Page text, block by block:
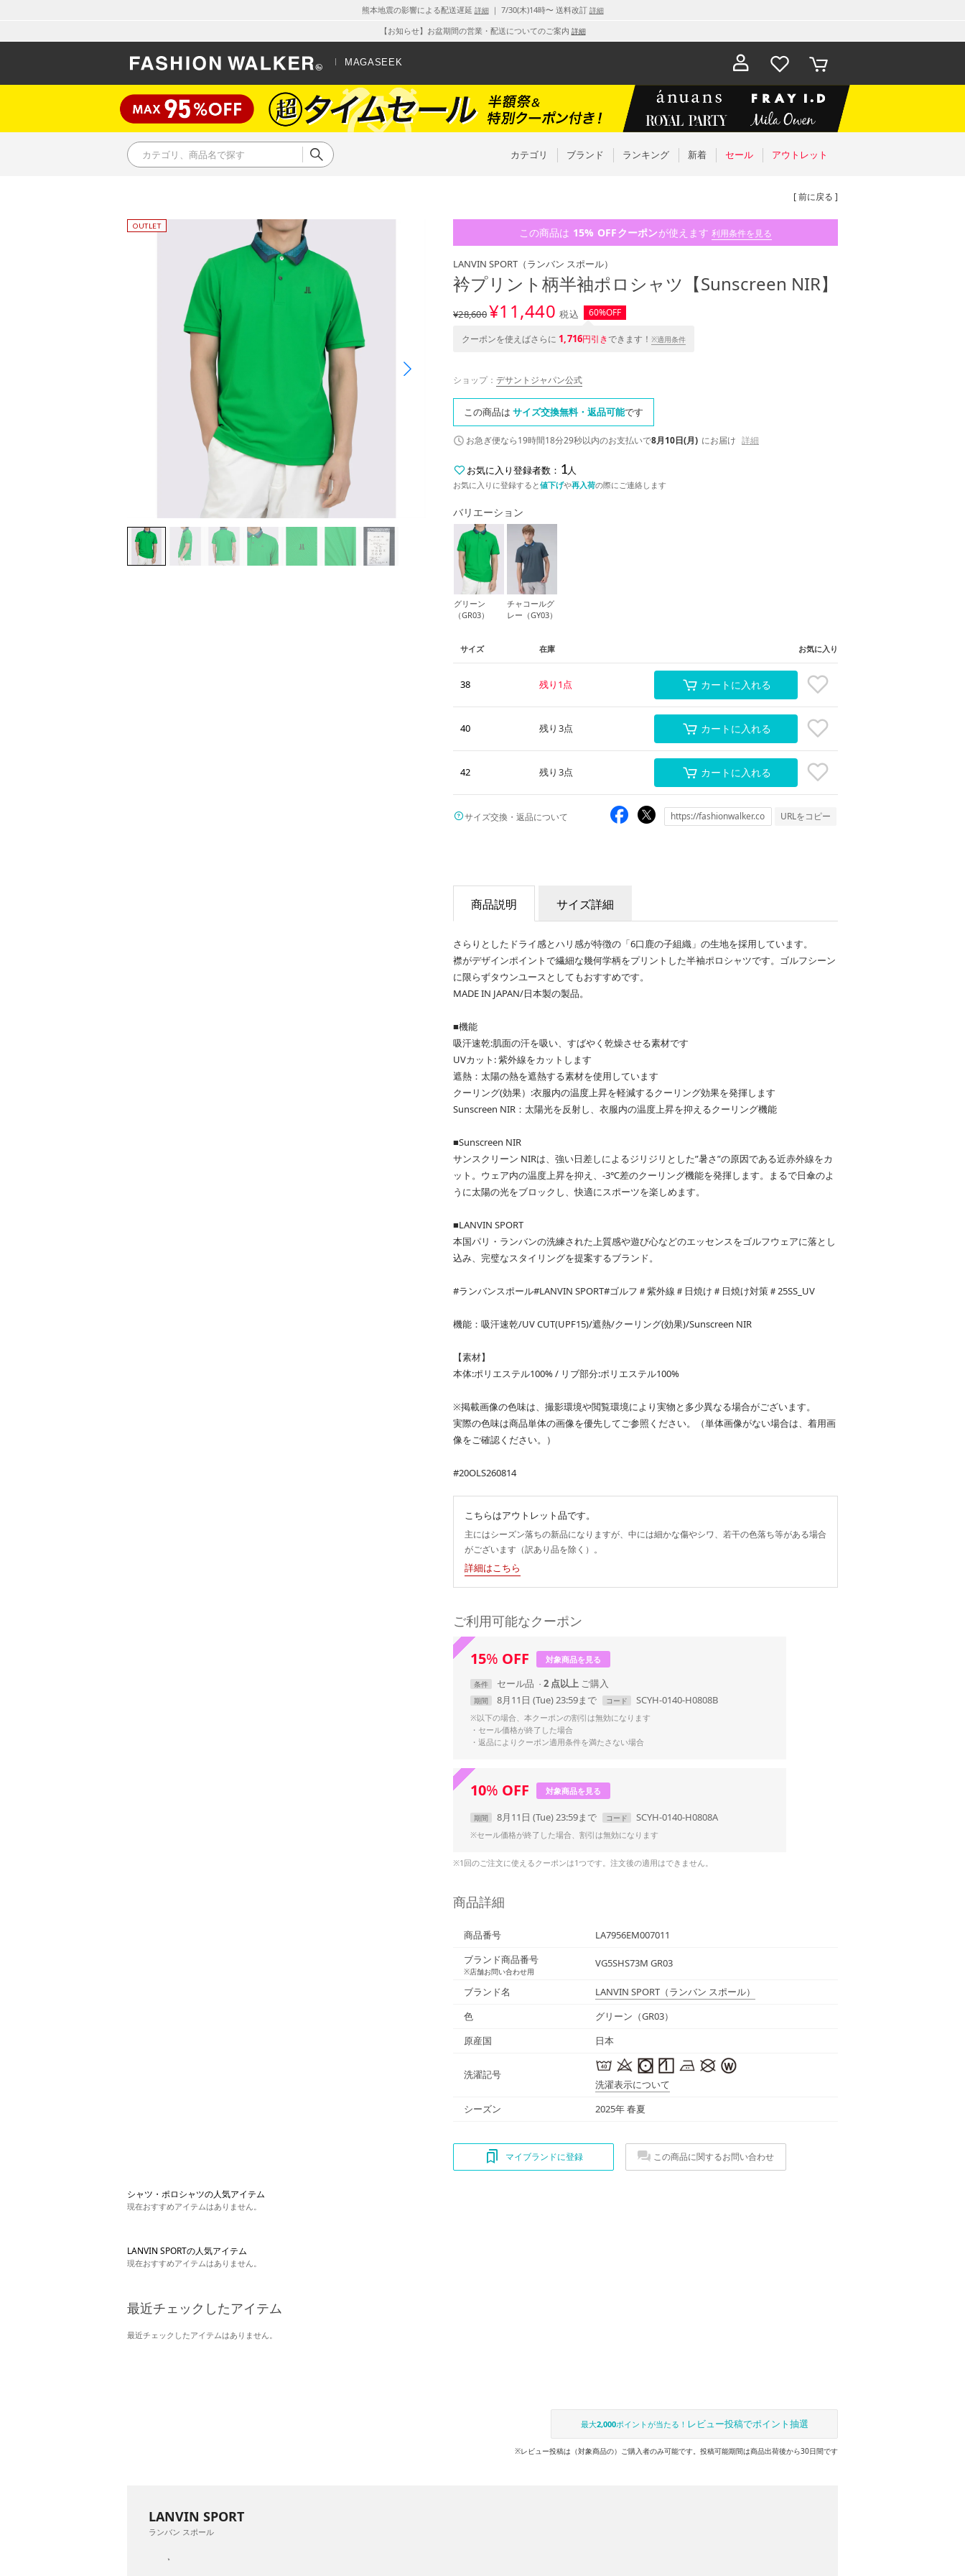
熊本地震の影響による配送遅延 詳細｜ 7/30(木)14時〜 送料改訂 詳細
【お知らせ】お盆期間の営業・配送についてのご案内 詳細
MAGASEEK
お気に入
り
カート
カテゴリ ブランド ランキング 新着 セール アウトレット
[ 前に戻る ]
この商品は 15% OFFクーポンが使えます 利用条件を見る
LANVIN SPORT （ランバン スポール）
衿プリント柄半袖ポロシャツ【Sunscreen NIR】
¥28,600¥11,440 税込 60%OFF
クーポンを使えばさらに 1,716円引きできます！※適用条件
ショップ： デサントジャパン公式
この商品は サイズ交換無料・返品可能です
お急ぎ便なら19時間18分28秒以内のお支払いで8月10日(月) にお届け 詳細
お気に入り登録者数： 1 人
お気に入りに登録すると値下げや再入荷の際にご連絡します
バリエーション
グリーン
（GR03）
チャコールグ
レー（GY03）
サイズ 在庫 お気に入り
38 残り1点 カートに入れる
40 残り3点 カートに入れる
42 残り3点 カートに入れる
サイズ交換・返品について URLをコピー
商品説明 サイズ詳細
さらりとしたドライ感とハリ感が特徴の「6口鹿の子組織」の生地を採用しています。
襟がデザインポイントで繊細な幾何学柄をプリントした半袖ポロシャツです。ゴルフシーン
に限らずタウンユースとしてもおすすめです。
MADE IN JAPAN/日本製の製品。
■機能
吸汗速乾:肌面の汗を吸い、すばやく乾燥させる素材です
UVカット: 紫外線をカットします
遮熱：太陽の熱を遮熱する素材を使用しています
クーリング(効果）:衣服内の温度上昇を軽減するクーリング効果を発揮します
Sunscreen NIR：太陽光を反射し、衣服内の温度上昇を抑えるクーリング機能
■Sunscreen NIR
サンスクリーン NIRは、強い日差しによるジリジリとした”暑さ”の原因である近赤外線をカ
ット。ウェア内の温度上昇を抑え、-3℃差のクーリング機能を発揮します。まるで日傘のよ
うに太陽の光をブロックし、快適にスポーツを楽しめます。
■LANVIN SPORT
本国パリ・ランバンの洗練された上質感や遊び心などのエッセンスをゴルフウェアに落とし
込み、完璧なスタイリングを提案するブランド。
#ランバンスポール#LANVIN SPORT#ゴルフ＃紫外線＃日焼け＃日焼け対策＃25SS_UV
機能：吸汗速乾/UV CUT(UPF15)/遮熱/クーリング(効果)/Sunscreen NIR
【素材】
本体:ポリエステル100% / リブ部分:ポリエステル100%
※掲載画像の色味は、撮影環境や閲覧環境により実物と多少異なる場合がございます。
実際の色味は商品単体の画像を優先してご参照ください。（単体画像がない場合は、着用画
像をご確認ください。）
#20OLS260814
こちらはアウトレット品です。
主にはシーズン落ちの新品になりますが、中には細かな傷やシワ、若干の色落ち等がある場合
がございます（訳あり品を除く）。
詳細はこちら
ご利用可能なクーポン
15% OFF 対象商品を見る
条件 セール品 2 点以上
期間 8月11日 (Tue) 23:59まで コード SCYH-0140-H0808B
※以下の場合、本クーポンの割引は無効になります
・セール価格が終了した場合
・返品によりクーポン適用条件を満たさない場合
10% OFF 対象商品を見る
期間 8月11日 (Tue) 23:59まで コード SCYH-0140-H0808A
※セール価格が終了した場合、割引は無効になります
※1回のご注文に使えるクーポンは1つです。注文後の適用はできません。
商品詳細
商品番号
LA7956EM007011
ブランド商品番号
※店舗お問い合わせ用
VG5SHS73M GR03
ブランド名 LANVIN SPORT （ランバン スポール）
色
グリーン（GR03）
原産国
日本
洗濯記号
洗濯表示について
シーズン
2025年 春夏
マイブランドに登録 この商品に関するお問い合わせ
シャツ・ポロシャツの人気アイテム
現在おすすめアイテムはありません。
LANVIN SPORTの人気アイテム
現在おすすめアイテムはありません。
最近チェックしたアイテム
最近チェックしたアイテムはありません。
最大2,000ポイントが当たる！ レビュー投稿でポイント抽選
※レビュー投稿は（対象商品の）ご購入者のみ可能です。投稿可能期間は商品出荷後から30日間です
LANVIN SPORT
ランバン スポール